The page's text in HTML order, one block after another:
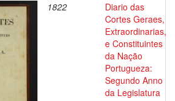
1822
Diario das
Cortes Geraes,
Extraordinarias,
e Constituintes
da Nação
Portugueza:
Segundo Anno
da Legislatura